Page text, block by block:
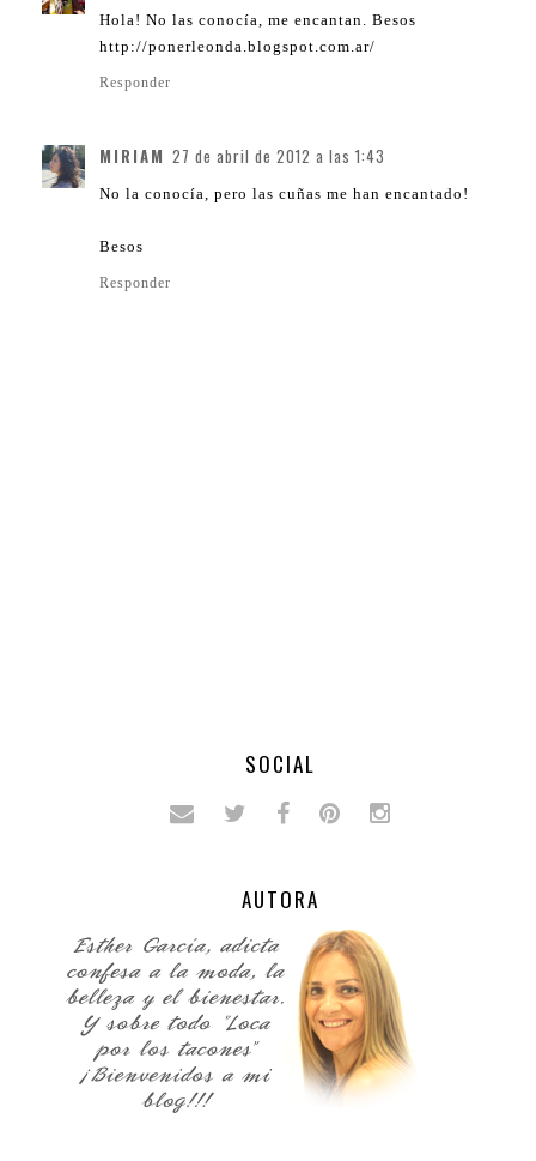
Hola! No las conocía, me encantan. Besos
http://ponerleonda.blogspot.com.ar/
Responder
MIRIAM 27 de abril de 2012 a las 1:43
No la conocía, pero las cuñas me han encantado!
Besos
Responder
SOCIAL
AUTORA